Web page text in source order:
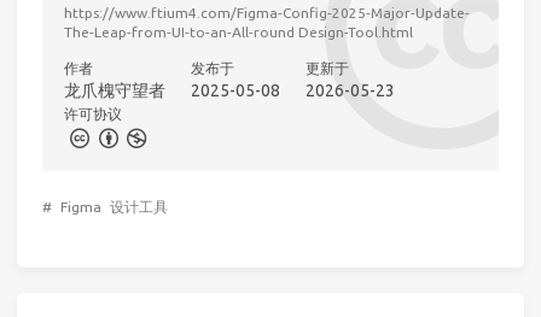
https://www.ftium4.com/Figma-Config-2025-Major-Update-
The-Leap-from-UI-to-an-All-round Design-Tool.html
作者
龙爪槐守望者
发布于
2025-05-08
更新于
2026-05-23
许可协议
# Figma 设计工具